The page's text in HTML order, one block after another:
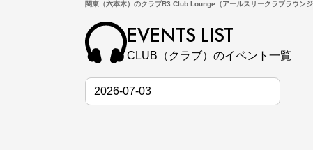
関東（六本木）のクラブR3 Club Lounge（アールスリークラブラウン
EVENTS LIST
CLUB（クラブ）のイベント一覧